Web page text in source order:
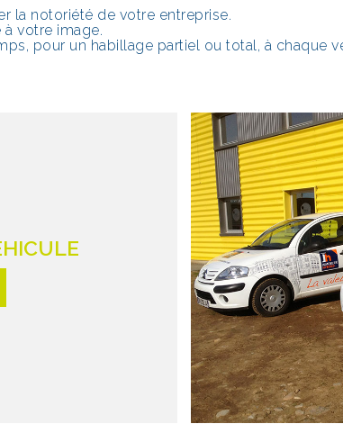
la notoriété de votre entreprise.
votre image.
pour un habillage partiel ou total, à chaque